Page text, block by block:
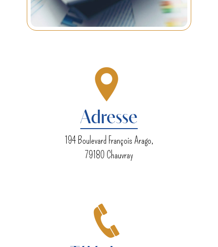
Adresse
194 Boulevard François Arago,
79180 Chauvray